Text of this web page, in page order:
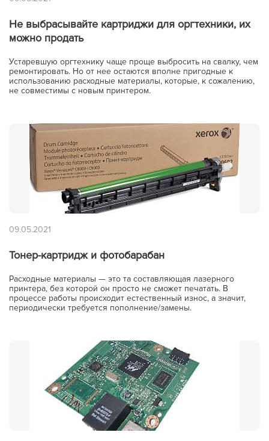
Не выбрасывайте картриджи для оргтехники, их
можно продать
Устаревшую оргтехнику чаще проще выбросить на свалку, чем
ремонтировать. Но от нее остаются вполне пригодные к
использованию расходные материалы, которые, к сожалению,
не совместимы с новым принтером.
09.05.2021
Тонер-картридж и фотобарабан
Расходные материалы — это та составляющая лазерного
принтера, без которой он просто не сможет печатать. В
процессе работы происходит естественный износ, а значит,
периодически требуется пополнение/замены.